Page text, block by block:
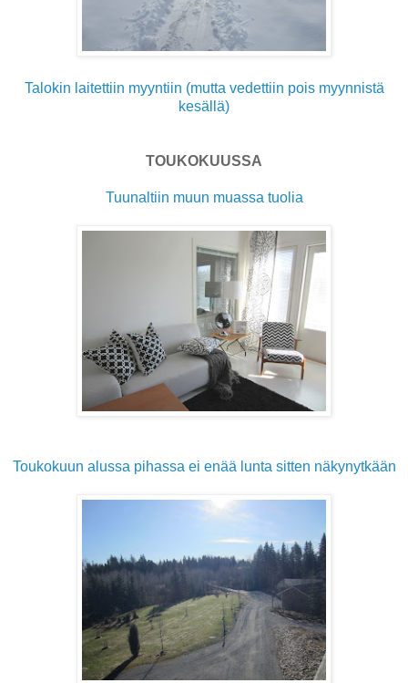
Talokin laitettiin myyntiin (mutta vedettiin pois myynnistä
kesällä)
TOUKOKUUSSA
Tuunaltiin muun muassa tuolia
Toukokuun alussa pihassa ei enää lunta sitten näkynytkään